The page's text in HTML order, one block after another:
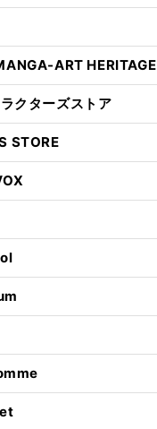
ART HERITAGE
クターズストア
STORE